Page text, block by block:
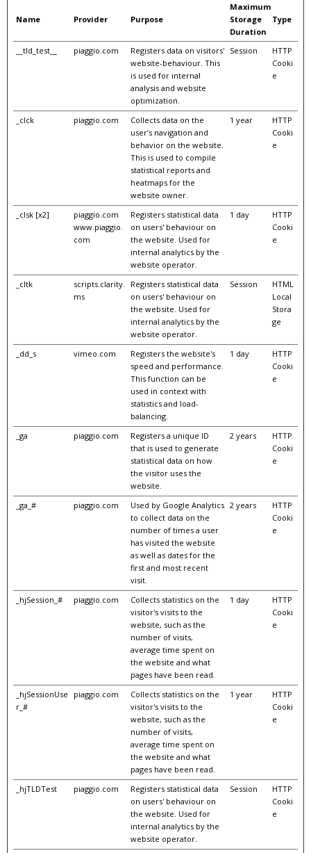
Name Provider Purpose
Maximum
Storage
Duration
Type
__tld_test__ piaggio.com
Registers data on visitors'
website-behaviour. This
is used for internal
analysis and website
optimization.
Session
HTTP
Cooki
e
_clck piaggio.com
Collects data on the
user’s navigation and
behavior on the website.
This is used to compile
statistical reports and
heatmaps for the
website owner.
1 year
HTTP
Cooki
e
_clsk [x2]
piaggio.com
www.piaggio.
com
Registers statistical data
on users' behaviour on
the website. Used for
internal analytics by the
website operator.
1 day
HTTP
Cooki
e
_cltk
scripts.clarity.
ms
Registers statistical data
on users' behaviour on
the website. Used for
internal analytics by the
website operator.
Session
HTML
Local
Stora
ge
_dd_s vimeo.com
Registers the website's
speed and performance.
This function can be
used in context with
statistics and load-
balancing.
1 day
HTTP
Cooki
e
_ga piaggio.com
Registers a unique ID
that is used to generate
statistical data on how
the visitor uses the
website.
2 years
HTTP
Cooki
e
_ga_# piaggio.com
Used by Google Analytics
to collect data on the
number of times a user
has visited the website
as well as dates for the
first and most recent
visit.
2 years
HTTP
Cooki
e
_hjSession_# piaggio.com
Collects statistics on the
visitor's visits to the
website, such as the
number of visits,
average time spent on
the website and what
pages have been read.
1 day
HTTP
Cooki
e
_hjSessionUse
r_#
piaggio.com
Collects statistics on the
visitor's visits to the
website, such as the
number of visits,
average time spent on
the website and what
pages have been read.
1 year
HTTP
Cooki
e
_hjTLDTest piaggio.com
Registers statistical data
on users' behaviour on
the website. Used for
internal analytics by the
website operator.
Session
HTTP
Cooki
e